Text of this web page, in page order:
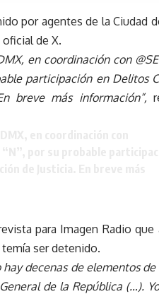
por agentes de la Ciudad
de X.
en coordinación con
participación en Delitos
breve más información”,
para Imagen Radio que
ser detenido.
decenas de elementos
de la República (…).